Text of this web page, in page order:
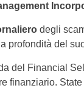
degli
profondità del
del Financial
finanziario.